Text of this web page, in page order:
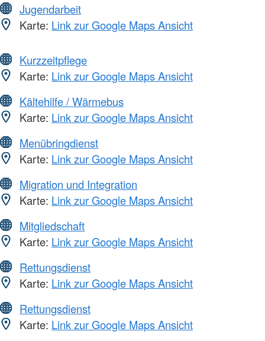
Jugendarbeit
Karte: Link zur Google Maps Ansicht
Kurzzeitpflege
Karte: Link zur Google Maps Ansicht
Kältehilfe / Wärmebus
Karte: Link zur Google Maps Ansicht
Menübringdienst
Karte: Link zur Google Maps Ansicht
Migration und Integration
Karte: Link zur Google Maps Ansicht
Mitgliedschaft
Karte: Link zur Google Maps Ansicht
Rettungsdienst
Karte: Link zur Google Maps Ansicht
Rettungsdienst
Karte: Link zur Google Maps Ansicht